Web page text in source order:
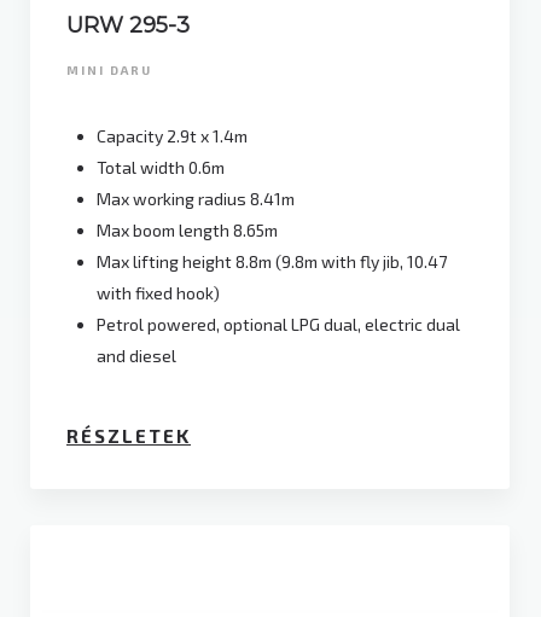
URW 295-3
MINI DARU
Capacity 2.9t x 1.4m
Total width 0.6m
Max working radius 8.41m
Max boom length 8.65m
Max lifting height 8.8m (9.8m with fly jib, 10.47
with fixed hook)
Petrol powered, optional LPG dual, electric dual
and diesel
RÉSZLETEK